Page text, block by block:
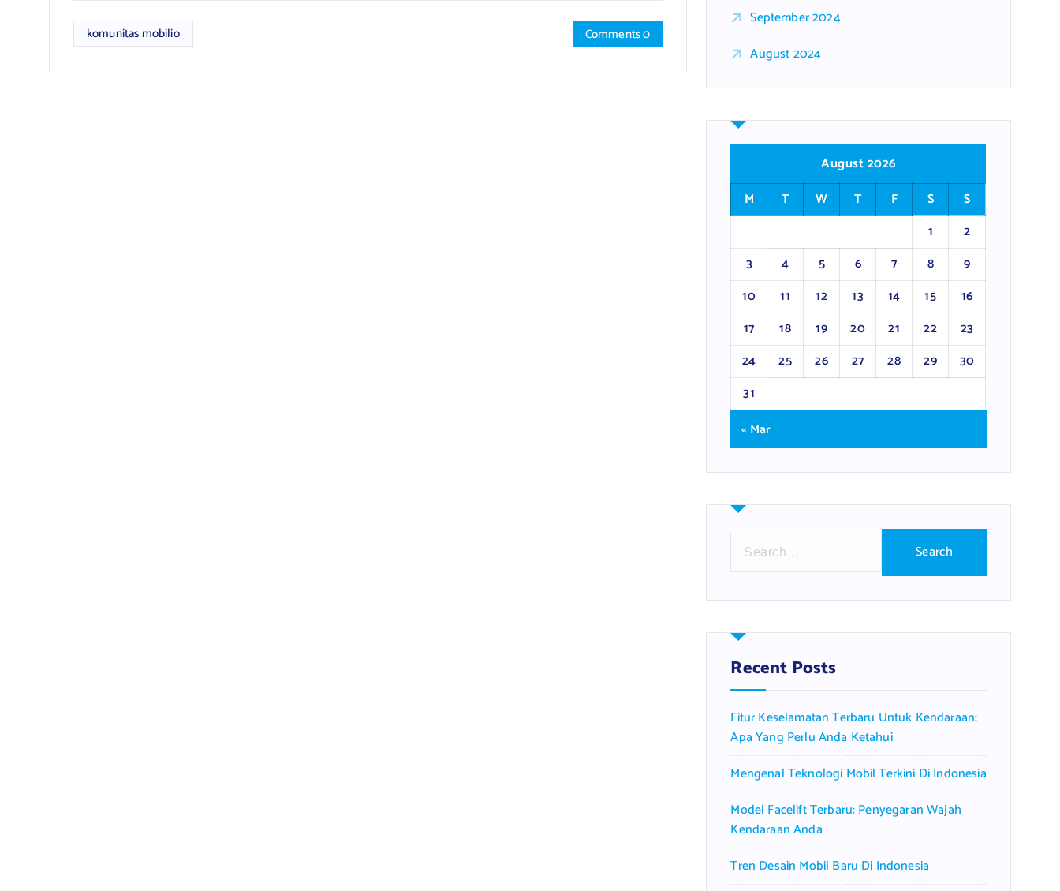
komunitas mobilio Comments 0
September 2024
August 2024
August 2026
M
T W T F S
S
1
2
3
4 5 6 7 8
9
10
11 12 13 14 15
16
17
18 19 20 21 22
23
24
25 26 27 28 29
30
31
« Mar
r
h
f
o
:
Recent Posts
Fitur Keselamatan Terbaru Untuk Kendaraan:
Apa Yang Perlu Anda Ketahui
Mengenal Teknologi Mobil Terkini Di Indonesia
Model Facelift Terbaru: Penyegaran Wajah
Kendaraan Anda
Tren Desain Mobil Baru Di Indonesia